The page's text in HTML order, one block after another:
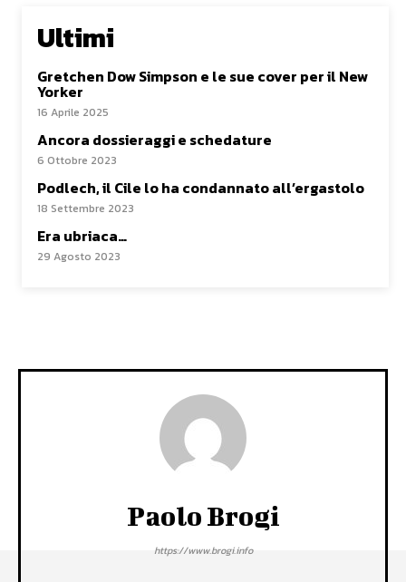
Ultimi
Gretchen Dow Simpson e le sue cover per il New
Yorker
16 Aprile 2025
Ancora dossieraggi e schedature
6 Ottobre 2023
Podlech, il Cile lo ha condannato all’ergastolo
18 Settembre 2023
Era ubriaca…
29 Agosto 2023
Paolo Brogi
https://www.brogi.info